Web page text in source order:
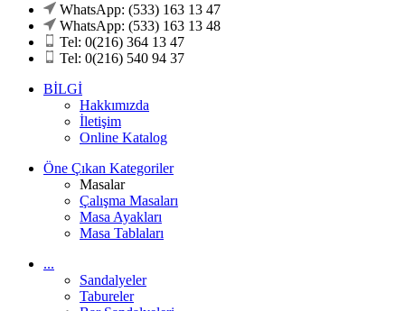
WhatsApp: (533) 163 13 47
WhatsApp: (533) 163 13 48
Tel: 0(216) 364 13 47
Tel: 0(216) 540 94 37
BİLGİ
Hakkımızda
İletişim
Online Katalog
Öne Çıkan Kategoriler
Masalar
Çalışma Masaları
Masa Ayakları
Masa Tablaları
...
Sandalyeler
Tabureler